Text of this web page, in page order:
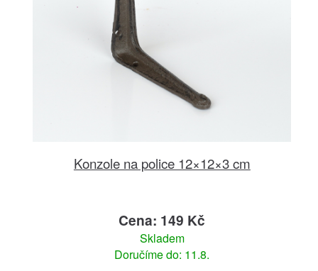
Konzole na police 12×12×3 cm
Cena: 149 Kč
Skladem
Doručíme do: 11.8.